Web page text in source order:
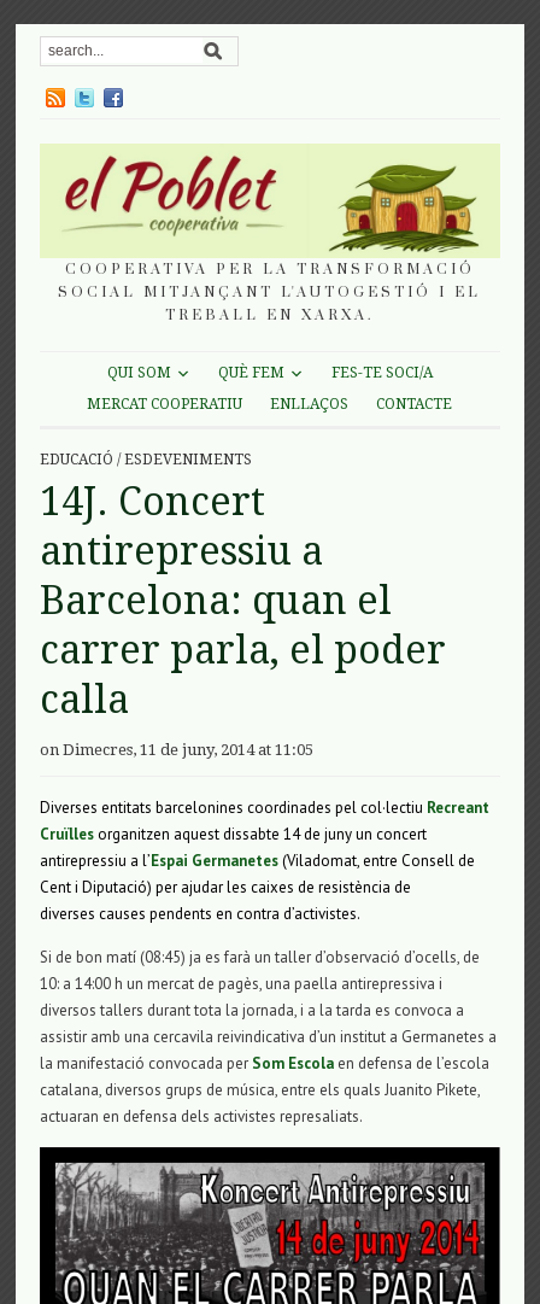
COOPERATIVA PER LA TRANSFORMACIÓ
SOCIAL MITJANÇANT L'AUTOGESTIÓ I EL
TREBALL EN XARXA.
QUI SOM QUÈ FEM
FES-TE SOCI/A
MERCAT COOPERATIU
ENLLAÇOS CONTACTE
EDUCACIÓ /ESDEVENIMENTS
14J. Concert
antirepressiu a
Barcelona: quan el
carrer parla, el poder
calla
on Dimecres, 11 de juny, 2014 at 11:05
Diverses entitats barcelonines coordinades pel col·lectiu Recreant
Cruïllesorganitzen aquest dissabte 14 de juny un concert
antirepressiu a l’Espai Germanetes(Viladomat, entre Consell de
Cent i Diputació)per ajudar les caixes de resistènciade
diverses causes pendents en contra d’activistes.
Si de bon matí (08:45) ja es farà un taller d’observació d’ocells, de
10: a 14:00 h un mercat de pagès, una paella antirepressiva i
diversos tallers durant tota la jornada, i a la tarda es convoca a
assistir amb una cercavila reivindicativa d’un institut a Germanetes a
la manifestació convocada per Som Escola en defensa de l’escola
catalana, diversos grups de música, entre els quals Juanito Pikete,
actuaran en defensa dels activistes represaliats.